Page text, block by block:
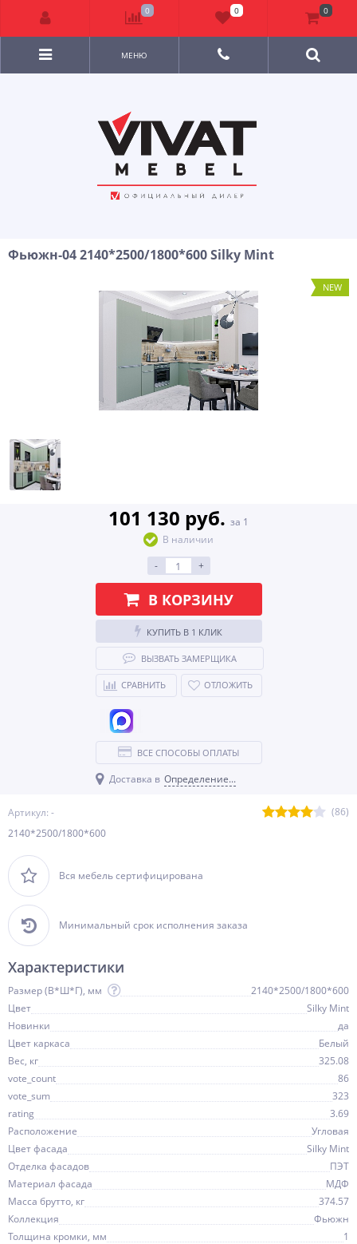
МЕНЮ
Фьюжн-04 2140*2500/1800*600 Silky Mint
NEW
Артикул: -
(86)
2140*2500/1800*600
Вся мебель сертифицирована
Минимальный срок исполнения заказа
101 130 руб. за 1
В наличии
-
+
В КОРЗИНУ
КУПИТЬ В 1 КЛИК
ВЫЗВАТЬ ЗАМЕРЩИКА
СРАВНИТЬ ОТЛОЖИТЬ
ВСЕ СПОСОБЫ ОПЛАТЫ
Доставка в Определение...
Характеристики
Размер (В*Ш*Г), мм
2140*2500/1800*600
Цвет
Silky Mint
Новинки
да
Цвет каркаса
Белый
Вес, кг
325.08
vote_count
86
vote_sum
323
rating
3.69
Расположение
Угловая
Цвет фасада
Silky Mint
Отделка фасадов
ПЭТ
Материал фасада
МДФ
Масса брутто, кг
374.57
Коллекция
Фьюжн
Толщина кромки, мм
1
0 0 0